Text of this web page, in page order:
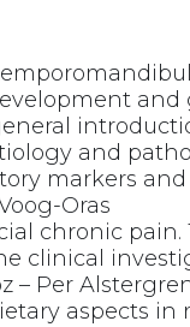
and
markers and
Oras
chronic
clinical
– Per
aspects